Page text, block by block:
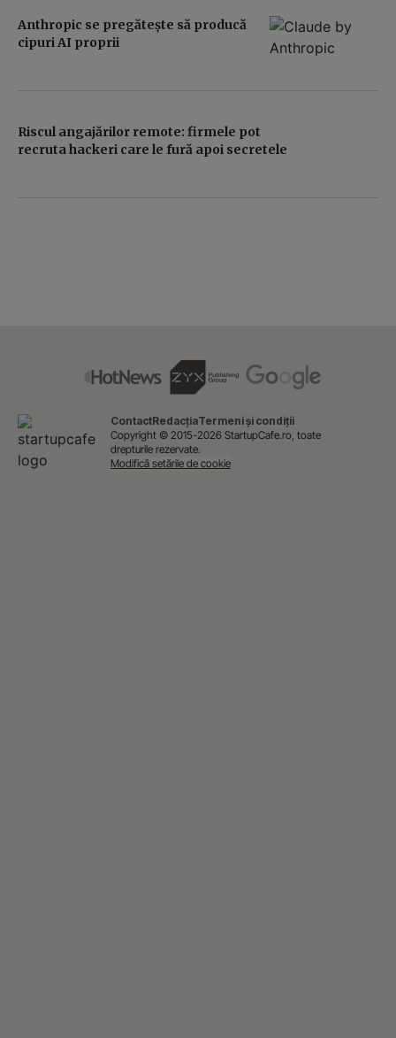
Anthropic se pregătește să producă
cipuri AI proprii
Riscul angajărilor remote: firmele pot
recruta hackeri care le fură apoi secretele
ContactRedacțiaTermeni și condiții
Copyright © 2015-2026 StartupCafe.ro, toate
drepturile rezervate.
Modifică setările de cookie